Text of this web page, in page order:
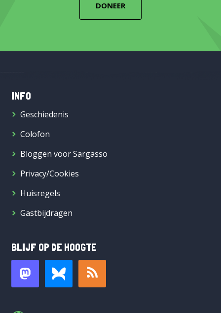
DONEER
INFO
Geschiedenis
Colofon
Bloggen voor Sargasso
Privacy/Cookies
Huisregels
Gastbijdragen
BLIJF OP DE HOOGTE